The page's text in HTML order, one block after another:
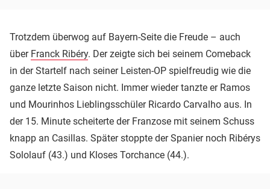
Trotzdem überwog auf Bayern-Seite die Freude – auch
über Franck Ribéry. Der zeigte sich bei seinem Comeback
in der Startelf nach seiner Leisten-OP spielfreudig wie die
ganze letzte Saison nicht. Immer wieder tanzte er Ramos
und Mourinhos Lieblingsschüler Ricardo Carvalho aus. In
der 15. Minute scheiterte der Franzose mit seinem Schuss
knapp an Casillas. Später stoppte der Spanier noch Ribérys
Sololauf (43.) und Kloses Torchance (44.).